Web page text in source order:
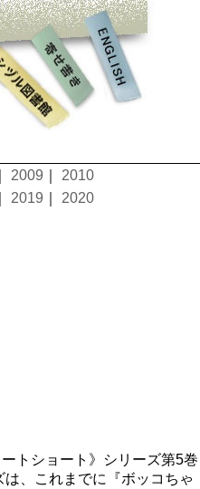
2009
2010
2019
2020
トショート》シリーズ第5巻
、これまでに『ボッコちゃ